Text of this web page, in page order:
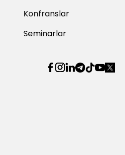
Konfranslar
Seminarlar